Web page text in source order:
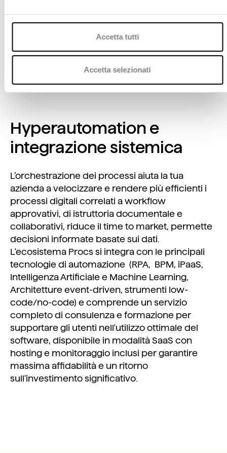
Accetta tutti
Accetta selezionati
progettare e implementare soluzioni senza
richiedere competenze tecniche avanzate,
accelerando così i tempi di sviluppo e
delle iniziative digitali.
Hyperautomation e
integrazione sistemica
L’orchestrazione dei processi aiuta la tua
azienda a velocizzare e rendere più efficienti i
processi digitali correlati a workflow
approvativi, di istruttoria documentale e
collaborativi, riduce il time to market, permette
decisioni informate basate sui dati.
L'ecosistema Procs si integra con le principali
tecnologie di automazione (RPA, BPM, iPaaS,
Intelligenza Artificiale e Machine Learning,
Architetture event-driven, strumenti low-
code/no-code) e comprende un servizio
completo di consulenza e formazione per
supportare gli utenti nell'utilizzo ottimale del
software, disponibile in modalità SaaS con
hosting e monitoraggio inclusi per garantire
massima affidabilità e un ritorno
sull'investimento significativo.